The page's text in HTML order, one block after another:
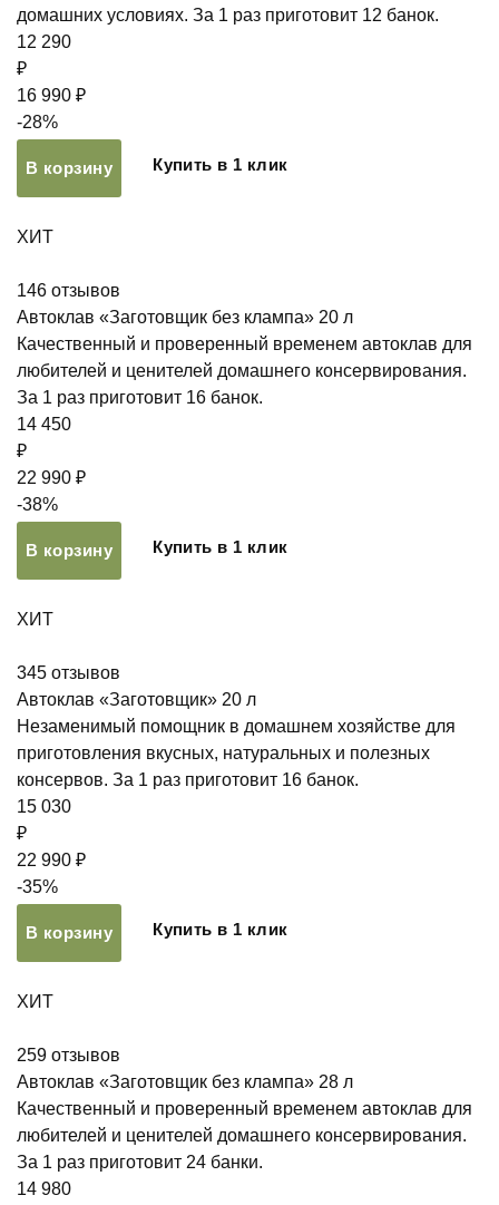
домашних условиях. За 1 раз приготовит 12 банок.
12 290
₽
16 990 ₽
-28%
В корзину Купить в 1 клик
ХИТ
146 отзывов
Автоклав «Заготовщик без клампа» 20 л
Качественный и проверенный временем автоклав для
любителей и ценителей домашнего консервирования.
За 1 раз приготовит 16 банок.
14 450
₽
22 990 ₽
-38%
В корзину Купить в 1 клик
ХИТ
345 отзывов
Автоклав «Заготовщик» 20 л
Незаменимый помощник в домашнем хозяйстве для
приготовления вкусных, натуральных и полезных
консервов. За 1 раз приготовит 16 банок.
15 030
₽
22 990 ₽
-35%
В корзину Купить в 1 клик
ХИТ
259 отзывов
Автоклав «Заготовщик без клампа» 28 л
Качественный и проверенный временем автоклав для
любителей и ценителей домашнего консервирования.
За 1 раз приготовит 24 банки.
14 980